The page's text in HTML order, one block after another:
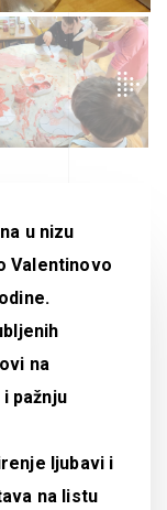
u nizu
Valentinovo
na
pažnju
ljubavi i
na listu